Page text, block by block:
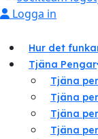
Logga in
Hur det
Tjäna Pengar
Tjäna
Tjäna
Tjäna
Tjäna